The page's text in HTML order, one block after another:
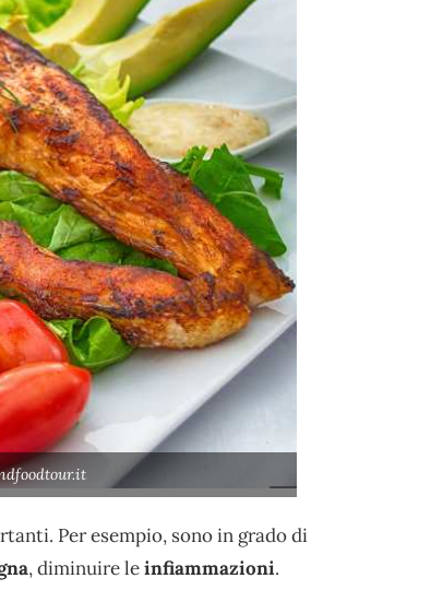
Per esempio, sono in grado di
, diminuire leinfiammazioni.